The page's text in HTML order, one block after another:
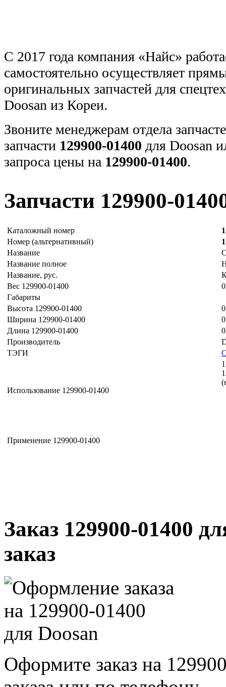
С 2017 года компания «Найс»
самостоятельно осуществляет
оригинальных запчастей для
Doosan из Кореи.
Звоните менеджерам отдела
запчасти 129900-01400 для Doosan
запроса цены на 129900-01400.
Запчасти 129900-
Каталожный номер
Номер (альтернативный)
Название
Название полное
Название, рус.
Вес 129900-01400
Габариты
Высота 129900-01400
0
Ширина 129900-01400
0
Длина 129900-01400
0
Производитель
ТЭГИ
Использование 129900-01400
Применение 129900-01400
Заказ 129900-01400
заказ
Оформите заказ на